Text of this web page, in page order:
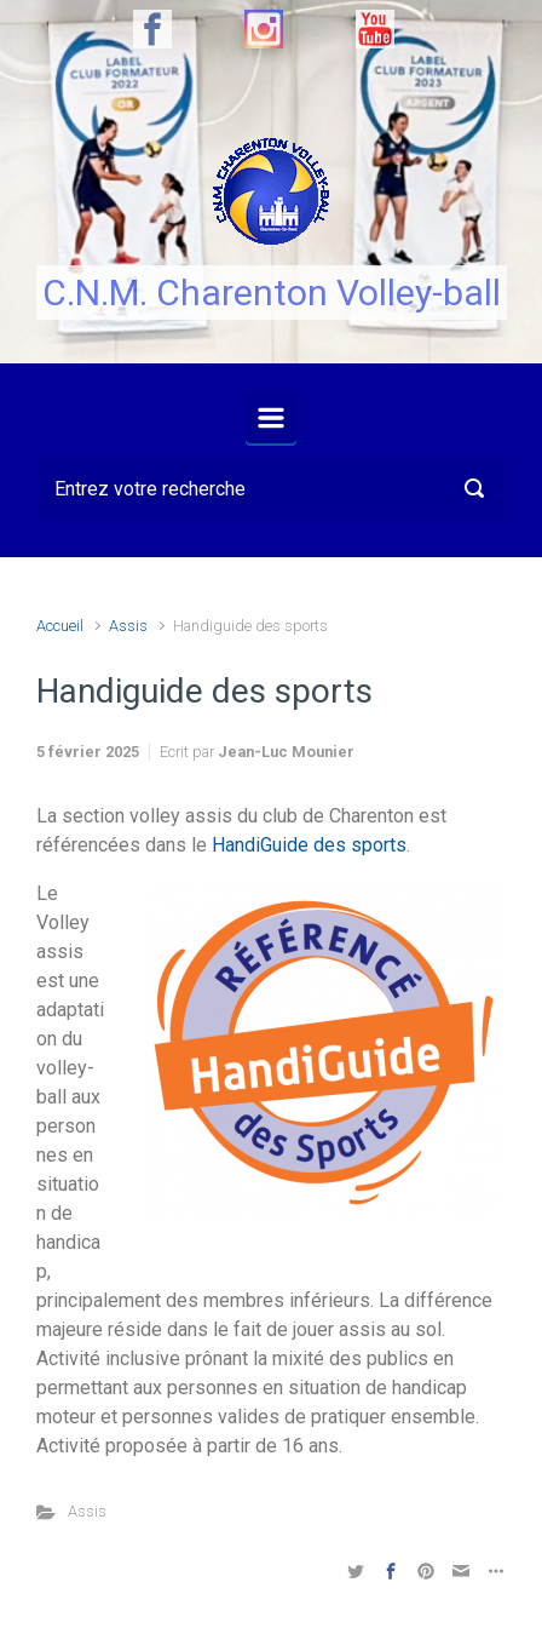
Skip to main content
C.N.M. Charenton Volley-ball
Accueil Assis Handiguide des sports
Handiguide des sports
5 février 2025 Ecrit par Jean-Luc Mounier
La section volley assis du club de Charenton est
référencées dans le HandiGuide des sports.
Le
Volley
assis
est une
adaptati
on du
volley-
ball aux
person
nes en
situatio
n de
handica
p,
principalement des membres inférieurs. La différence
majeure réside dans le fait de jouer assis au sol.
Activité inclusive prônant la mixité des publics en
permettant aux personnes en situation de handicap
moteur et personnes valides de pratiquer ensemble.
Activité proposée à partir de 16 ans.
Assis